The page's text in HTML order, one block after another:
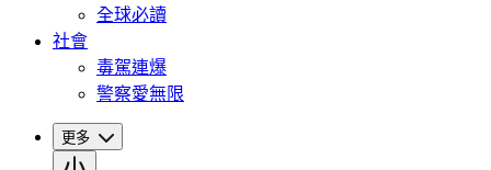
全球必讀
社會
毒駕連爆
警察愛無限
更多